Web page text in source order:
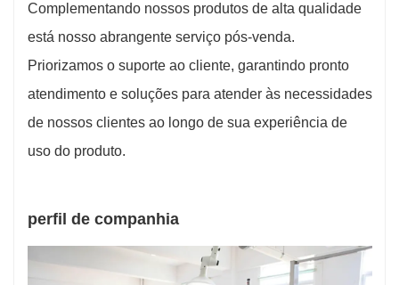
Complementando nossos produtos de alta qualidade
está nosso abrangente serviço pós-venda.
Priorizamos o suporte ao cliente, garantindo pronto
atendimento e soluções para atender às necessidades
de nossos clientes ao longo de sua experiência de
uso do produto.
perfil de companhia